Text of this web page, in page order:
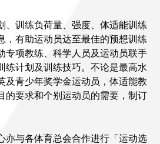
、训练负荷量、强度、体适能训练
，有助运动员达至最佳的预想训练
专项教练、科学人员及运动员联手
练计划及训练技巧。不论是最高水
及青少年奖学金运动员，体适能教
的要求和个别运动员的需要，制订
亦与各体育总会合作进行「运动选